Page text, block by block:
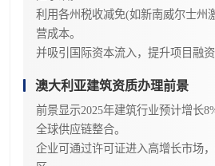
利用各州税收减免(如新南威尔士州
营成本。
并吸引国际资本流入，提升项目融资
澳大利亚建筑资质办理前景
前景显示2025年建筑行业预计增长
全球供应链整合。
企业可通过许可证进入高增长市场